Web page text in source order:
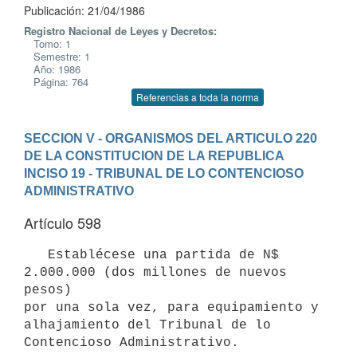
Publicación: 21/04/1986
Registro Nacional de Leyes y Decretos:
Tomo: 1
Semestre: 1
Año: 1986
Página: 764
Referencias a toda la norma
SECCION V - ORGANISMOS DEL ARTICULO 220
DE LA CONSTITUCION DE LA REPUBLICA
INCISO 19 - TRIBUNAL DE LO CONTENCIOSO
ADMINISTRATIVO
Artículo 598
2.000.000 (dos millones de nuevos
pesos)
por una sola vez, para equipamiento y
alhajamiento del Tribunal de lo